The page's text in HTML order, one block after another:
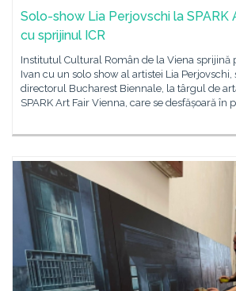
Solo-show Lia Perjovschi la SPARK
cu sprijinul ICR
Institutul Cultural Român de la Viena sprijină
Ivan cu un solo show al artistei Lia Perjovschi,
directorul Bucharest Biennale, la târgul de
SPARK Art Fair Vienna, care se desfășoară în